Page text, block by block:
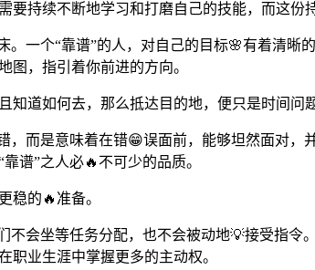
持续不断地学习和打磨自己的技能，而这份
一个“靠谱”的人，对自己的目标🌸有着清
图，指引着你前进的方向。
道如何去，那么抵达目的地，便只是时间问
而是意味着在错😁误面前，能够坦然面对
谱”之人必🔥不可少的品质。
稳的🔥准备。
不会坐等任务分配，也不会被动地💡接受指
职业生涯中掌握更多的主动权。